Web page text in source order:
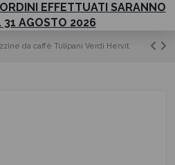
EFFETTUATI SARANNO
31 AGOSTO 2026
da caffè Tulipani Verdi Hervit